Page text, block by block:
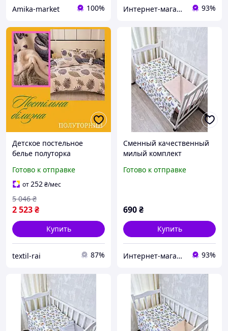
Amika-market 100% Интернет-магазин "GLADYS" 93%
Детское постельное
белье полуторка
Комфортные комплекты
постельного белья
износостойкое
Готово к отправке
от252₴/мес
2 523₴
5 046 ₴
Купить
textil-rai 87%
Сменный качественный
милый комплект
детскую кроватку принт
Готово к отправке
690₴
Купить
Интернет-магазин "GLADYS" 93%